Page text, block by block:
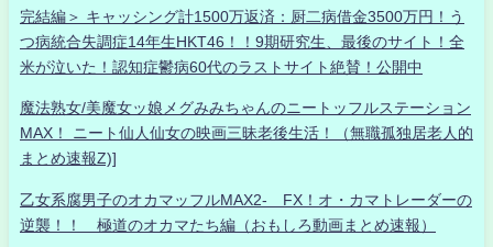
完結編＞ キャッシング計1500万返済：厨二病借金3500万円！う
つ病統合失調症14年生HKT46！！9期研究生、最後のサイト！全
米が泣いた！認知症鬱病60代のラストサイト絶賛！公開中
魔法熟女/美魔女ッ娘メグみみちゃんのニートッフルステーション
MAX！ ニート仙人仙女の映画三昧老後生活！（無職孤独居老人的
まとめ速報Z)]
乙女系腐男子のオカマッフルMAX2- FX！オ・カマトレーダーの
逆襲！！ 極道のオカマたち編（おもしろ動画まとめ速報）